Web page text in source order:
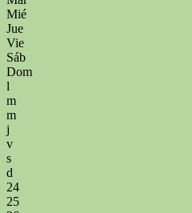
Mié
Jue
Vie
Sáb
Dom
l
m
m
j
v
s
d
24
25